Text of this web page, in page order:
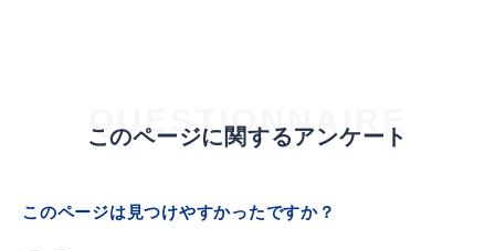
QUESTIONNAIRE
このページに関するアンケート
このページは見つけやすかったですか？